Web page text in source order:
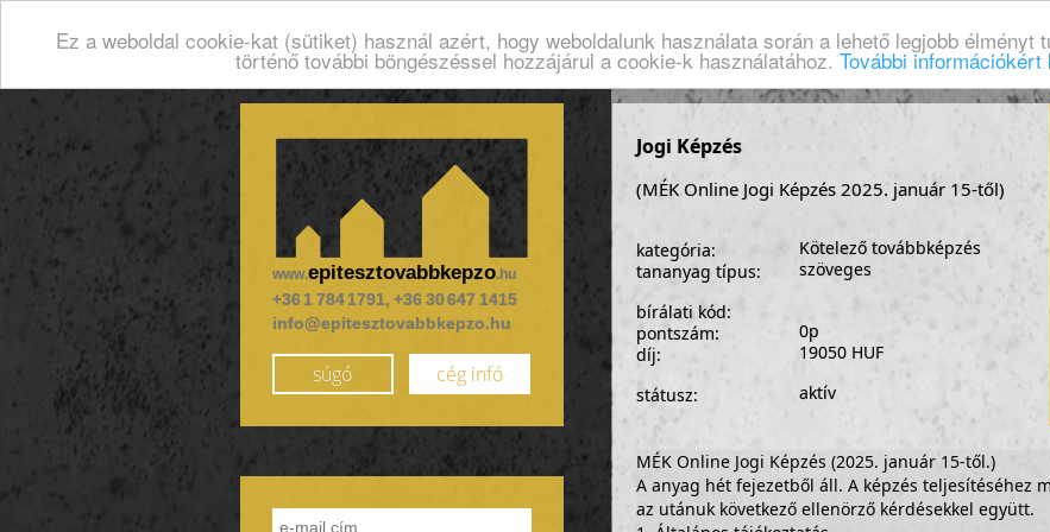
Ez a weboldal cookie-kat (sütiket) használ azért, hogy weboldalunk használata során a lehető legjobb élményt
történő további böngészéssel hozzájárul a cookie-k használatához. További információkért
www.epitesztovabbkepzo.hu
+36 1 784 1791, +36 30 647 1415
info@epitesztovabbkepzo.hu
súgó cég infó
Jogi Képzés
(MÉK Online Jogi Képzés 2025. január 15-től)
kategória:
Kötelező továbbképzés
tananyag típus:
szöveges
bírálati kód:
pontszám:
0p
díj:
19050 HUF
státusz:
aktív
MÉK Online Jogi Képzés (2025. január 15-től.)
A anyag hét fejezetből áll. A képzés teljesítéséhez
az utánuk következő ellenörző kérdésekkel együtt.